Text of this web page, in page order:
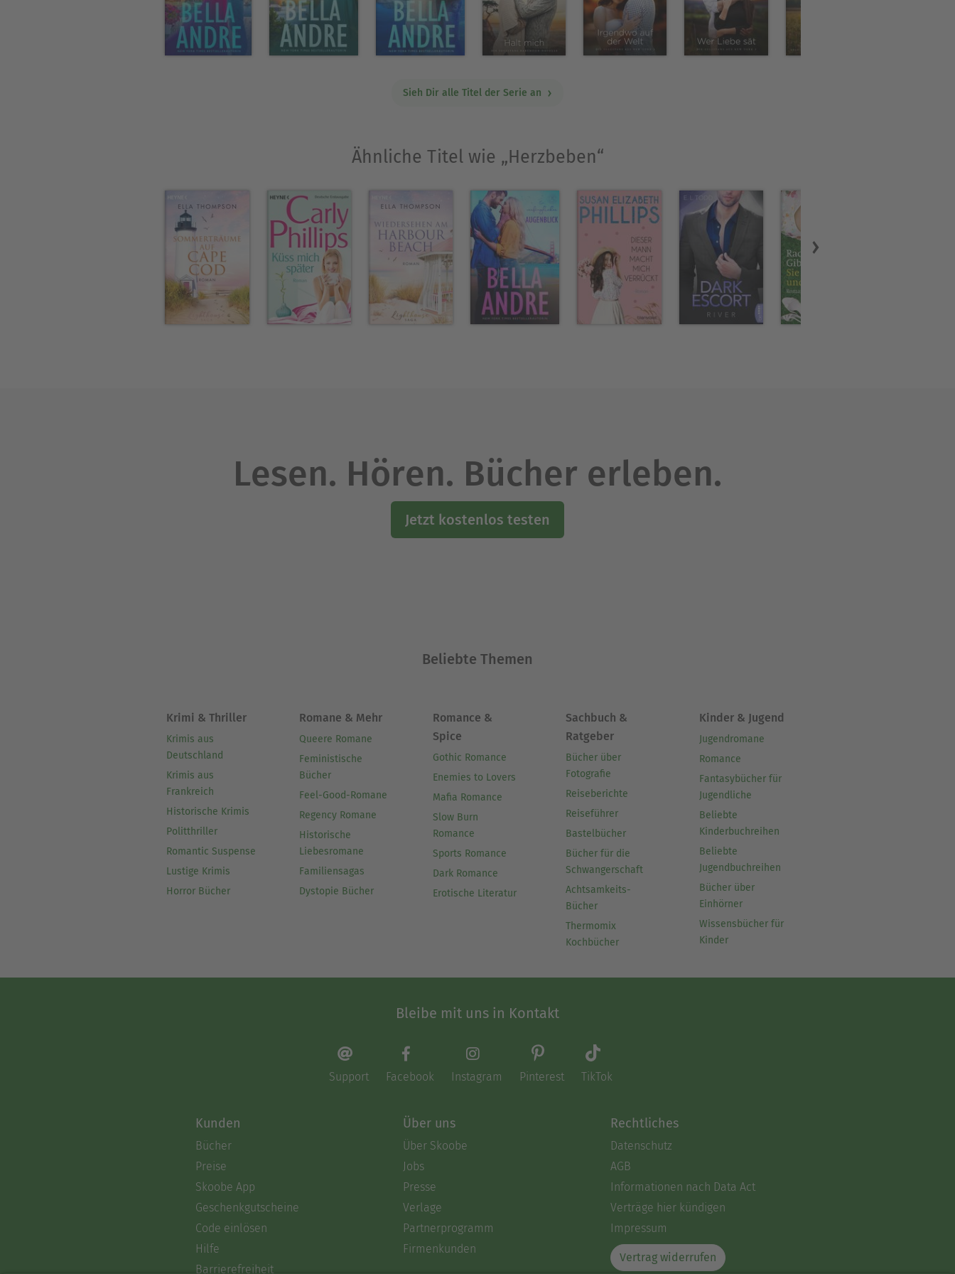
Sieh Dir alle Titel der Serie an
Ähnliche Titel wie „Herzbeben“
Lesen. Hören. Bücher erleben.
Jetzt kostenlos testen
Beliebte Themen
Krimi & Thriller
Krimis aus
Deutschland
Krimis aus
Frankreich
Historische Krimis
Politthriller
Romantic Suspense
Lustige Krimis
Horror Bücher
Romane & Mehr
Queere Romane
Feministische
Bücher
Feel-Good-Romane
Regency Romane
Historische
Liebesromane
Familiensagas
Dystopie Bücher
Romance &
Spice
Gothic Romance
Enemies to Lovers
Mafia Romance
Slow Burn
Romance
Sports Romance
Dark Romance
Erotische Literatur
Sachbuch &
Ratgeber
Bücher über
Fotografie
Reiseberichte
Reiseführer
Bastelbücher
Bücher für die
Schwangerschaft
Achtsamkeits-
Bücher
Thermomix
Kochbücher
Kinder & Jugend
Jugendromane
Romance
Fantasybücher für
Jugendliche
Beliebte
Kinderbuchreihen
Beliebte
Jugendbuchreihen
Bücher über
Einhörner
Wissensbücher für
Kinder
Bleibe mit uns in Kontakt
Support Facebook Instagram Pinterest TikTok
Kunden
Bücher
Preise
Skoobe App
Geschenkgutscheine
Code einlösen
Hilfe
Barrierefreiheit
Über uns
Über Skoobe
Jobs
Presse
Verlage
Partnerprogramm
Firmenkunden
Rechtliches
Datenschutz
AGB
Informationen nach Data Act
Verträge hier kündigen
Impressum
Vertrag widerrufen